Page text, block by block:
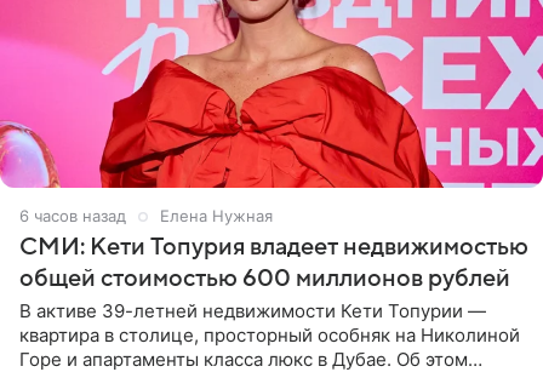
6 часов назад Елена Нужная
СМИ: Кети Топурия владеет недвижимостью
общей стоимостью 600 миллионов рублей
В активе 39-летней недвижимости Кети Топурии —
квартира в столице, просторный особняк на Николиной
Горе и апартаменты класса люкс в Дубае. Об этом